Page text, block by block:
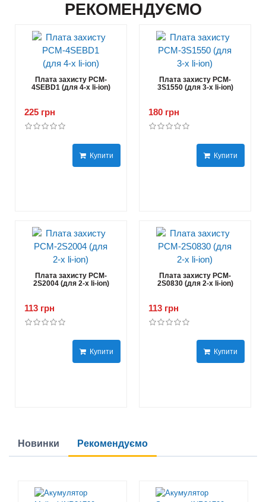
РЕКОМЕНДУЄМО
Плата захисту PCM-
4SEBD1 (для 4-х li-ion)
225 грн
Купити
Плата захисту PCM-
3S1550 (для 3-х li-ion)
180 грн
Купити
Плата захисту PCM-
2S2004 (для 2-х li-ion)
113 грн
Купити
Плата захисту PCM-
2S0830 (для 2-х li-ion)
113 грн
Купити
Новинки Рекомендуємо